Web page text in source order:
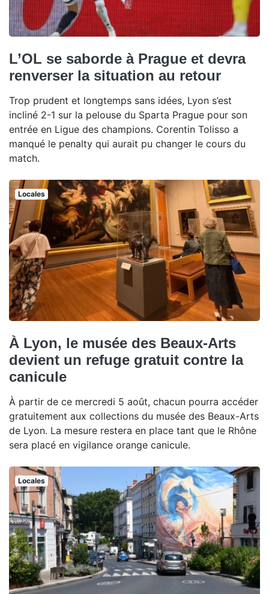
L’OL se saborde à Prague et devra
renverser la situation au retour
Trop prudent et longtemps sans idées, Lyon s’est
incliné 2-1 sur la pelouse du Sparta Prague pour son
entrée en Ligue des champions. Corentin Tolisso a
manqué le penalty qui aurait pu changer le cours du
match.
Locales
À Lyon, le musée des Beaux-Arts
devient un refuge gratuit contre la
canicule
À partir de ce mercredi 5 août, chacun pourra accéder
gratuitement aux collections du musée des Beaux-Arts
de Lyon. La mesure restera en place tant que le Rhône
sera placé en vigilance orange canicule.
Locales